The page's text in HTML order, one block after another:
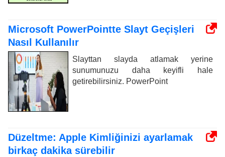
Microsoft PowerPointte Slayt Geçişleri
Nasıl Kullanılır
Slayttan slayda atlamak yerine
sunumunuzu daha keyifli hale
getirebilirsiniz. PowerPoint
Düzeltme: Apple Kimliğinizi ayarlamak
birkaç dakika sürebilir